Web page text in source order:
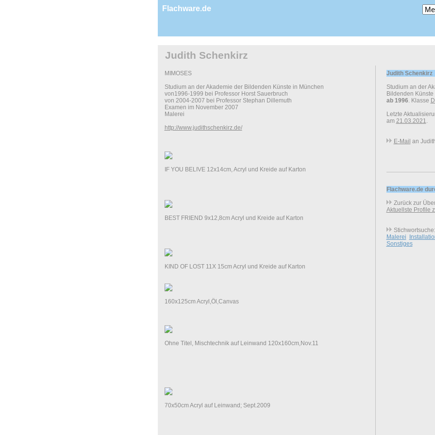
Flachware.de
Judith Schenkirz
MIMOSES
Studium an der Akademie der Bildenden Künste in München
von1996-1999 bei Professor Horst Sauerbruch
von 2004-2007 bei Professor Stephan Dillemuth
Examen im November 2007
Malerei
http://www.judithschenkirz.de/
IF YOU BELIVE 12x14cm, Acryl und Kreide auf Karton
BEST FRIEND 9x12,8cm Acryl und Kreide auf Karton
KIND OF LOST 11X 15cm Acryl und Kreide auf Karton
160x125cm Acryl,Öl,Canvas
Ohne Titel, Mischtechnik auf Leinwand 120x160cm,Nov.11
70x50cm Acryl auf Leinwand; Sept.2009
Judith Schenkirz
Studium an der
Bildenden
ab 1996. Klasse
Letzte
am 21.03.2021.
E-Mail an
Flachware.de
Zurück zur
Aktuellste Profile
Stichwortsuche:
Malerei
Sonstiges